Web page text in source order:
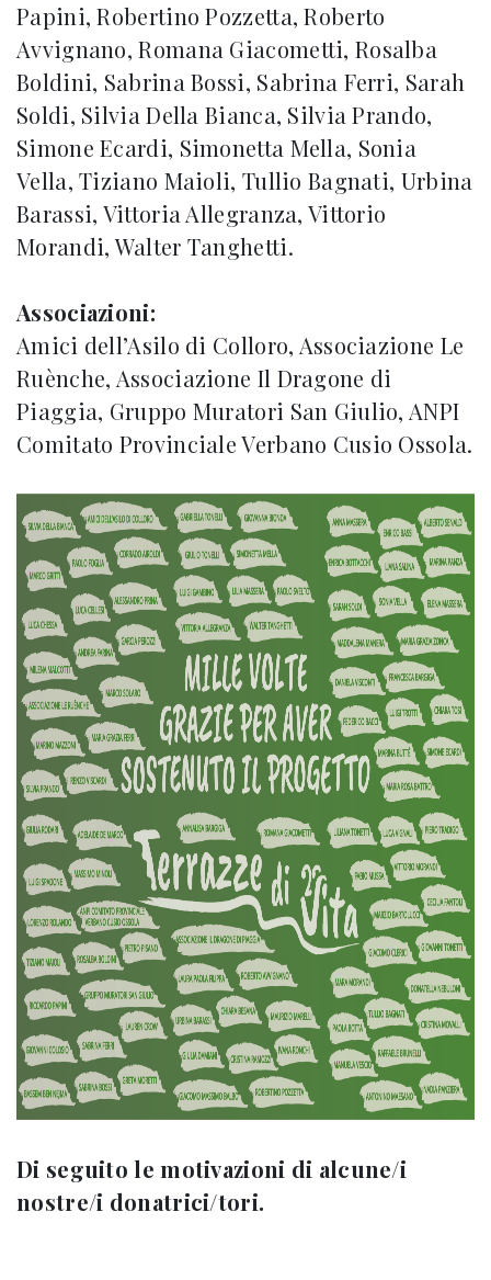
Papini, Robertino Pozzetta, Roberto
Avvignano, Romana Giacometti, Rosalba
Boldini, Sabrina Bossi, Sabrina Ferri, Sarah
Soldi, Silvia Della Bianca, Silvia Prando,
Simone Ecardi, Simonetta Mella, Sonia
Vella, Tiziano Maioli, Tullio Bagnati, Urbina
Barassi, Vittoria Allegranza, Vittorio
Morandi, Walter Tanghetti.
Associazioni:
Amici dell’Asilo di Colloro, Associazione Le
Ruènche, Associazione Il Dragone di
Piaggia, Gruppo Muratori San Giulio, ANPI
Comitato Provinciale Verbano Cusio Ossola.
Di seguito le motivazioni di alcune/i
nostre/i donatrici/tori.